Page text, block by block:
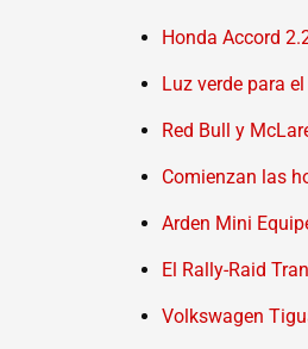
Honda Accord
Luz verde para
Red Bull y
Comienzan las
Arden Mini
El Rally-Raid
Volkswagen